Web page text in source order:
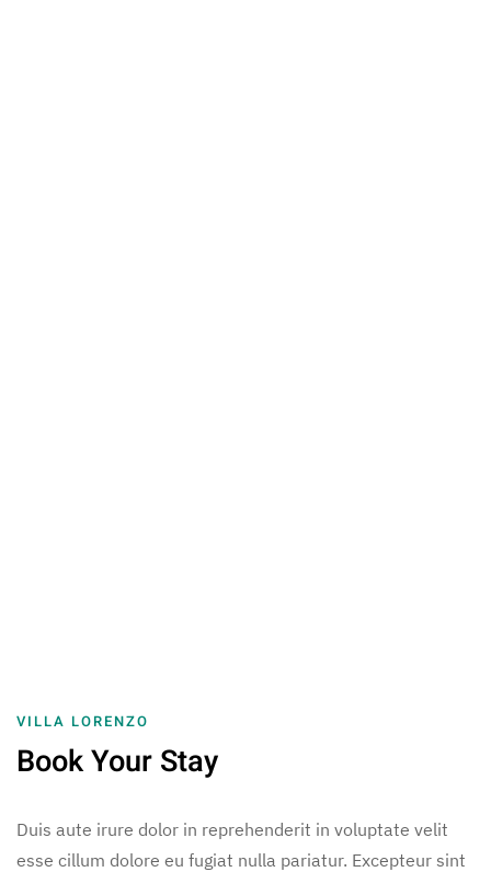
VILLA LORENZO
Book Your Stay
Duis aute irure dolor in reprehenderit in voluptate velit
esse cillum dolore eu fugiat nulla pariatur. Excepteur sint